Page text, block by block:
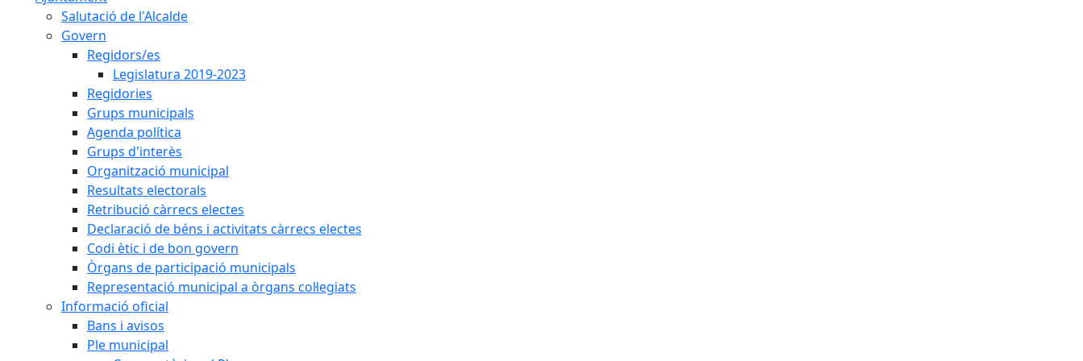
Salutació de l'Alcalde
Govern
Regidors/es
Legislatura 2019-2023
Regidories
Grups municipals
Agenda política
Grups d'interès
Organització municipal
Resultats electorals
Retribució càrrecs electes
Declaració de béns i activitats càrrecs electes
Codi ètic i de bon govern
Òrgans de participació municipals
Representació municipal a òrgans col·legiats
Informació oficial
Bans i avisos
Ple municipal